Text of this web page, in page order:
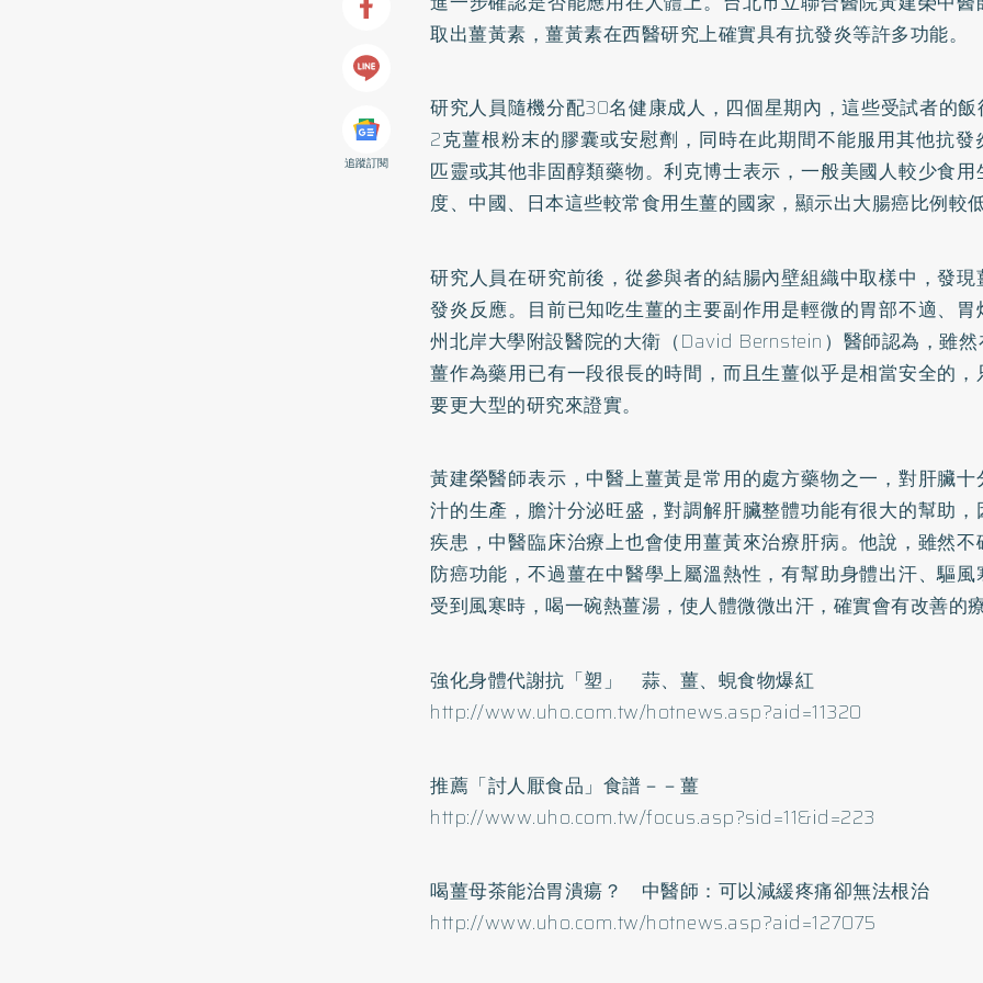
追蹤訂閱
取出薑黃素，薑黃素在西醫研究上確實具有抗發炎等許多功能。
研究人員隨機分配30名健康成人，四個星期內，這些受試者的
2克薑根粉末的膠囊或安慰劑，同時在此期間不能服用其他抗
匹靈或其他非固醇類藥物。利克博士表示，一般美國人較少食
度、中國、日本這些較常食用生薑的國家，顯示出大腸癌比例較
研究人員在研究前後，從參與者的結腸內壁組織中取樣中，發
發炎反應。目前已知吃生薑的主要副作用是輕微的胃部不適、
州北岸大學附設醫院的大衛（David Bernstein）醫師認為，雖
薑作為藥用已有一段很長的時間，而且生薑似乎是相當安全的
要更大型的研究來證實。
黃建榮醫師表示，中醫上薑黃是常用的處方藥物之一，對肝臟
汁的生產，膽汁分泌旺盛，對調解肝臟整體功能有很大的幫助
疾患，中醫臨床治療上也會使用薑黃來治療肝病。他說，雖然
防癌功能，不過薑在中醫學上屬溫熱性，有幫助身體出汗、驅
受到風寒時，喝一碗熱薑湯，使人體微微出汗，確實會有改善的
強化身體代謝抗「塑」 蒜、薑、蜆食物爆紅
http://www.uho.com.tw/hotnews.asp?aid=11320
推薦「討人厭食品」食譜－－薑
http://www.uho.com.tw/focus.asp?sid=11&id=223
喝薑母茶能治胃潰瘍？ 中醫師：可以減緩疼痛卻無法根治
http://www.uho.com.tw/hotnews.asp?aid=127075